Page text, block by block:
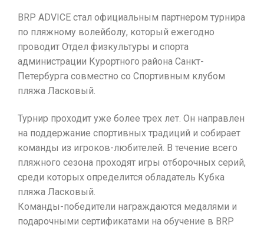
BRP ADVICE стал официальным партнером турнира
по пляжному волейболу, который ежегодно
проводит Отдел физкультуры и спорта
администрации Курортного района Санкт-
Петербурга совместно со Спортивным клубом
пляжа Ласковый.
Турнир проходит уже более трех лет. Он направлен
на поддержание спортивных традиций и собирает
команды из игроков-любителей. В течение всего
пляжного сезона проходят игры отборочных серий,
среди которых определится обладатель Кубка
пляжа Ласковый.
Команды-победители награждаются медалями и
подарочными сертификатами на обучение в BRP